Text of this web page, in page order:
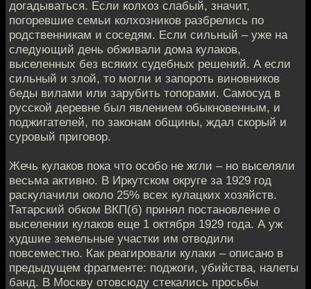
догадываться. Если колхоз слабый, значит,
погоревшие семьи колхозников разбрелись по
родственникам и соседям. Если сильный – уже на
следующий день обживали дома кулаков,
выселенных без всяких судебных решений. А если
сильный и злой, то могли и запороть виновников
беды вилами или зарубить топорами. Самосуд в
русской деревне был явлением обыкновенным, и
поджигателей, по законам общины, ждал скорый и
суровый приговор.
Жечь кулаков пока что особо не жгли – но выселяли
весьма активно. В Иркутском округе за 1929 год
раскулачили около 25% всех кулацких хозяйств.
Татарский обком ВКП(б) принял постановление о
выселении кулаков еще 1 октября 1929 года. А уж
худшие земельные участки им отводили
повсеместно. Как реагировали кулаки – описано в
предыдущем фрагменте: поджоги, убийства, налеты
банд. В Москву отовсюду стекались просьбы